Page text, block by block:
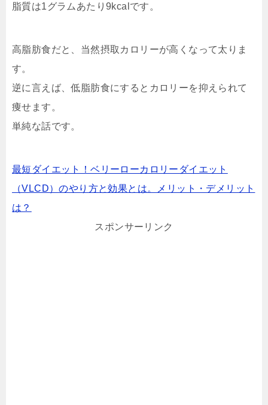
脂質は1グラムあたり9kcalです。
高脂肪食だと、当然摂取カロリーが高くなって太りま
す。
逆に言えば、低脂肪食にするとカロリーを抑えられて
痩せます。
単純な話です。
最短ダイエット！ベリーローカロリーダイエット
（VLCD）のやり方と効果とは。メリット・デメリット
は？
スポンサーリンク